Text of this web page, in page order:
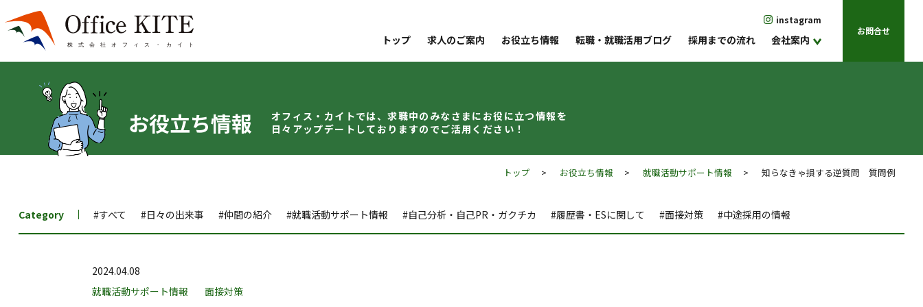
instagram
トップ 求人のご案内 お役立ち情報 転職・就職活用ブログ 採用までの流れ 会社案内
お問合せ
お役立ち情報 オフィス・カイトでは、求職中のみなさまに お役に立つ情報を
日々アップデート しておりますのでご活用ください！
トップ > お役立ち情報 >就職活動サポート情報 > 知らなきゃ損する逆質問 質問例
Category #すべて #日々の出来事 #仲間の紹介 #就職活動サポート情報 #自己分析・自己PR・ガクチカ #履歴書・ESに関して #面接対策 #中途採用の情報
2024.04.08
就職活動サポート情報
面接対策